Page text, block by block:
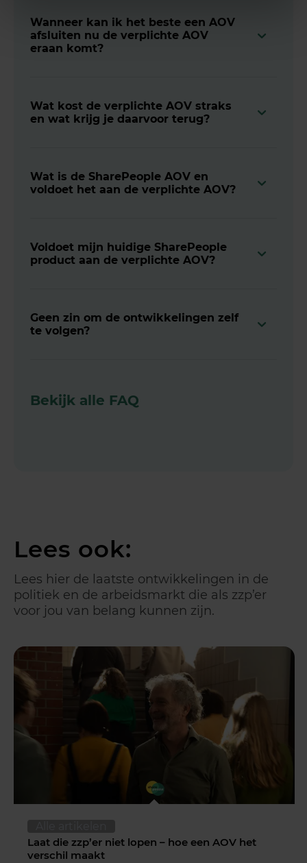
Wanneer kan ik het beste een AOV
afsluiten nu de verplichte AOV
eraan komt?
Wat kost de verplichte AOV straks
en wat krijg je daarvoor terug?
Wat is de SharePeople AOV en
voldoet het aan de verplichte AOV?
Voldoet mijn huidige SharePeople
product aan de verplichte AOV?
Geen zin om de ontwikkelingen zelf
te volgen?
Bekijk alle FAQ
Lees ook:
Lees hier de laatste ontwikkelingen in de
politiek en de arbeidsmarkt die als zzp’er
voor jou van belang kunnen zijn.
Laat die zzp’er niet lopen – hoe een AOV het
verschil maakt